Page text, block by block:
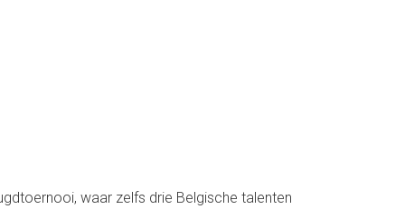
waar zelfs drie Belgische talenten